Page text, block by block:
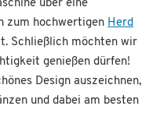
über eine
zum hochwertigen Herd
Schließlich möchten wir
genießen dürfen!
Design auszeichnen,
und dabei am besten